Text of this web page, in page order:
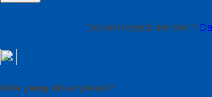
Belum menjadi member?
Ada yang ditanyakan?